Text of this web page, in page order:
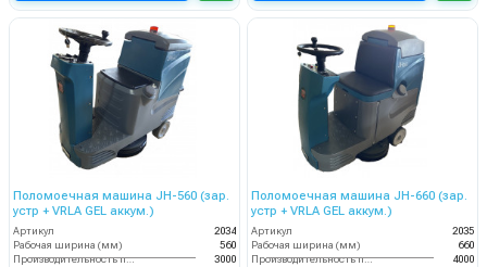
Поломоечная машина JH-560 (зар.
устр + VRLA GEL аккум.)
Артикул
2034
Рабочая ширина (мм)
560
Производительность по площади (м2/ч)
3000
Поломоечная машина JH-660 (зар.
устр + VRLA GEL аккум.)
Артикул
2035
Рабочая ширина (мм)
660
Производительность по площади (м2/ч)
4000